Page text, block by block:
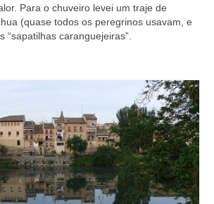
Para o chuveiro levei um traje de
(quase todos os peregrinos usavam, e
“sapatilhas caranguejeiras”.